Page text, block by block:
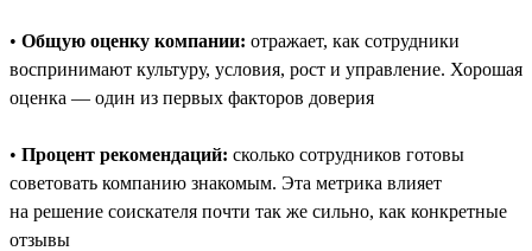
• Общую оценку компании: отражает, как сотрудники
воспринимают культуру, условия, рост и управление. Хорошая
оценка — один из первых факторов доверия
• Процент рекомендаций: сколько сотрудников готовы
советовать компанию знакомым. Эта метрика влияет
на решение соискателя почти так же сильно, как конкретные
отзывы